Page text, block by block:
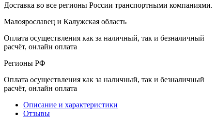
Доставка во все регионы России транспортными компаниями.
Малоярославец и Калужская область
Оплата осуществления как за наличный, так и безналичный
расчёт, онлайн оплата
Регионы РФ
Оплата осуществления как за наличный, так и безналичный
расчёт, онлайн оплата
Описание и характеристики
Отзывы